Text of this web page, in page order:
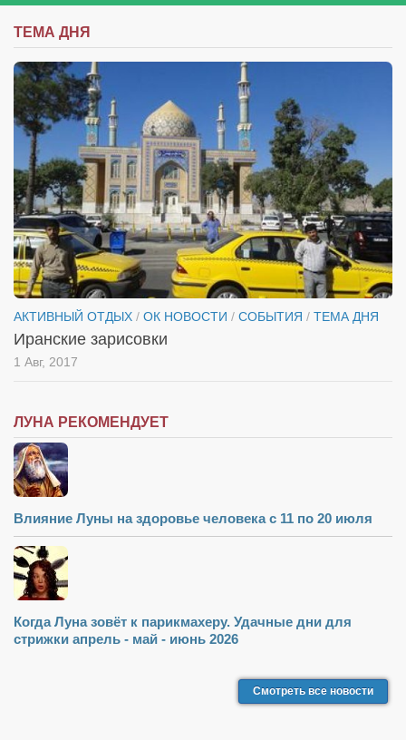
ТЕМА ДНЯ
АКТИВНЫЙ ОТДЫХ / ОК НОВОСТИ / СОБЫТИЯ / ТЕМА ДНЯ
Иранские зарисовки
1 Авг, 2017
ЛУНА РЕКОМЕНДУЕТ
Влияние Луны на здоровье человека с 11 по 20 июля
Когда Луна зовёт к парикмахеру. Удачные дни для
стрижки апрель - май - июнь 2026
Смотреть все новости